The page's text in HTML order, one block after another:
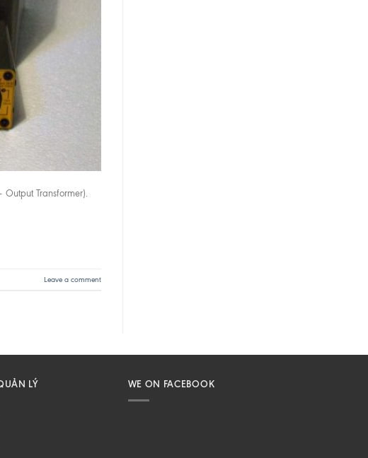
Transformer).
Leave a comment
LÝ WE ON FACEBOOK